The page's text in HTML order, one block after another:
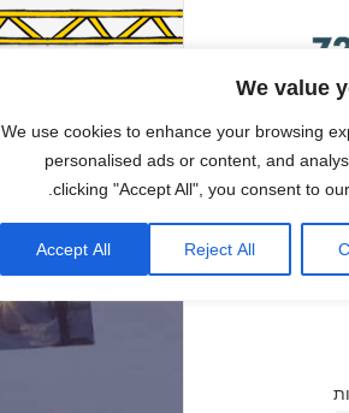
We value
We use cookies to enhance your browsing
personalised ads or content, and
clicking "Accept All", you consent to
Reject All
Accept All